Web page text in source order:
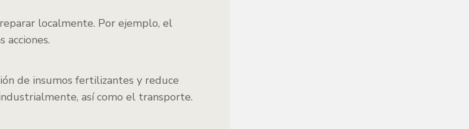
localmente. Por ejemplo, el
acciones.
de insumos fertilizantes y reduce
así como el transporte.